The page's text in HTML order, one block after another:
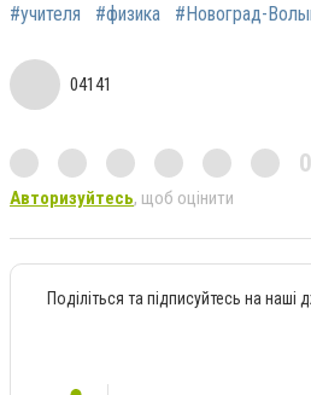
#учителя
#физика #Новоград-
04141
Авторизуйтесь, щоб оцінити
Поділіться та підписуйтесь на наші